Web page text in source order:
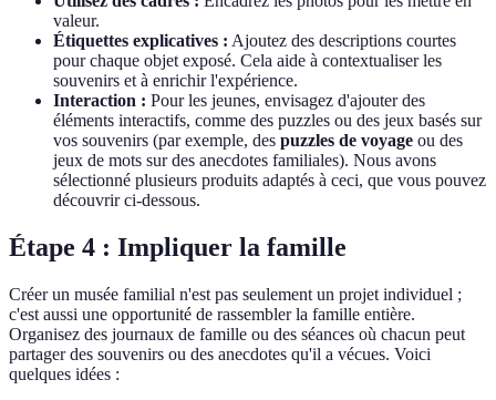
valeur.
Étiquettes explicatives : Ajoutez des descriptions courtes
pour chaque objet exposé. Cela aide à contextualiser les
souvenirs et à enrichir l'expérience.
Interaction : Pour les jeunes, envisagez d'ajouter des
éléments interactifs, comme des puzzles ou des jeux basés sur
vos souvenirs (par exemple, des puzzles de voyage ou des
jeux de mots sur des anecdotes familiales). Nous avons
sélectionné plusieurs produits adaptés à ceci, que vous pouvez
découvrir ci-dessous.
Étape 4 : Impliquer la famille
Créer un musée familial n'est pas seulement un projet individuel ;
c'est aussi une opportunité de rassembler la famille entière.
Organisez des journaux de famille ou des séances où chacun peut
partager des souvenirs ou des anecdotes qu'il a vécues. Voici
quelques idées :